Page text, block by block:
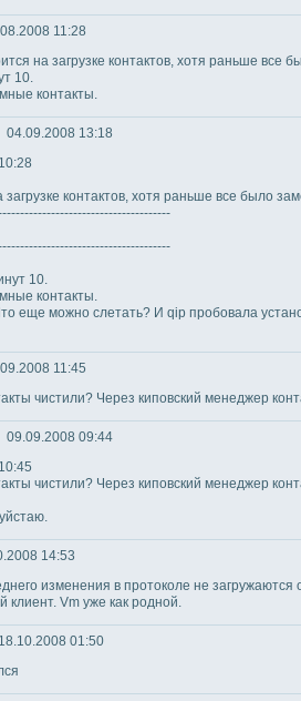
11:28
на загрузке контактов, хотя раньше все
10.
контакты.
04.09.2008 13:18
контактов, хотя раньше все было
10.
контакты.
еще можно слетать? И qip пробовала
11:45
чистили? Через киповский менеджер
09.09.2008 09:44
чистили? Через киповский менеджер
14:53
изменения в протоколе не
клиент. Vm уже как родной.
01:50